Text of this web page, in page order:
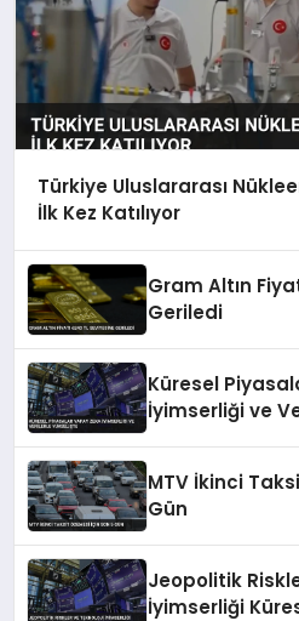
Türkiye Uluslararası
İlk Kez Katılıyor
Gram Altın
Geriledi
Küresel
İyimserliği ve
MTV İkinci
Gün
Jeopolitik
İyimserliği